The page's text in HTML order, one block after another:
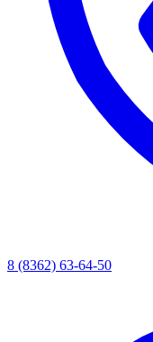
8 (8362) 63-64-50